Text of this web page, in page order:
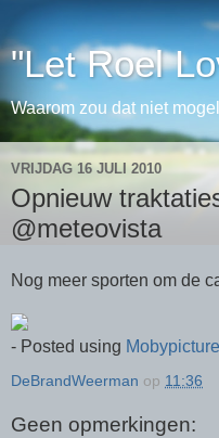
"Let Roel
Waarom zou dat niet
VRIJDAG 16 JULI 2010
Opnieuw
@meteovista
Nog meer sporten om de
- Posted using
DeBrandWeerman op 11:36
Geen opmerkingen: